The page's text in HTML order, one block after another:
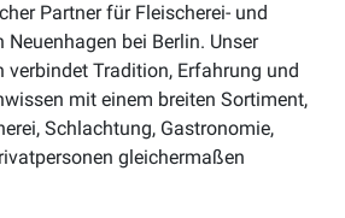
Partner für Fleischerei- und
bei Berlin. Unser
verbindet Tradition, Erfahrung und
mit einem breiten Sortiment,
Schlachtung, Gastronomie,
gleichermaßen